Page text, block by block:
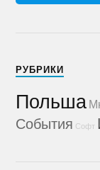
РУБРИКИ
Польша
События Софт